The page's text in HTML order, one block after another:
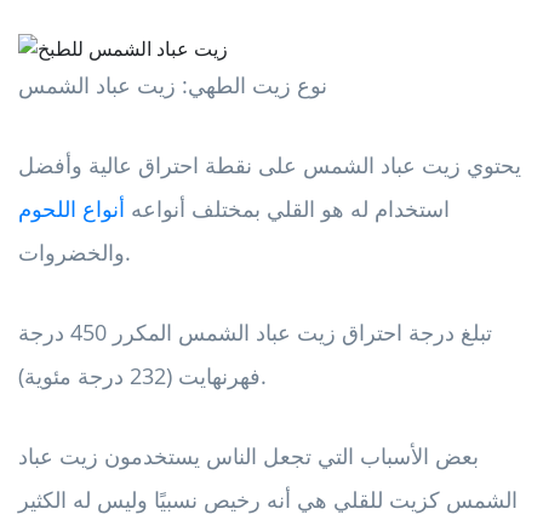
نوع زيت الطهي: زيت عباد الشمس
يحتوي زيت عباد الشمس على نقطة احتراق عالية وأفضل
استخدام له هو القلي بمختلف أنواعه أنواع اللحوم
والخضروات.
تبلغ درجة احتراق زيت عباد الشمس المكرر 450 درجة
فهرنهايت (232 درجة مئوية).
بعض الأسباب التي تجعل الناس يستخدمون زيت عباد
الشمس كزيت للقلي هي أنه رخيص نسبيًا وليس له الكثير